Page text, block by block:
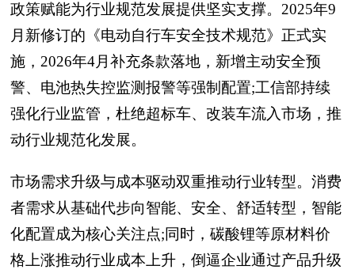
政策赋能为行业规范发展提供坚实支撑。2025年9
月新修订的《电动自行车安全技术规范》正式实
施，2026年4月补充条款落地，新增主动安全预
警、电池热失控监测报警等强制配置;工信部持续
强化行业监管，杜绝超标车、改装车流入市场，推
动行业规范化发展。
市场需求升级与成本驱动双重推动行业转型。消费
者需求从基础代步向智能、安全、舒适转型，智能
化配置成为核心关注点;同时，碳酸锂等原材料价
格上涨推动行业成本上升，倒逼企业通过产品升级